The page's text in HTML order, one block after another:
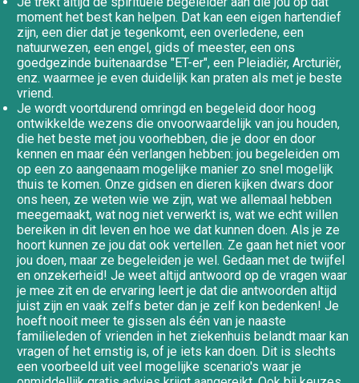
moment het best kan helpen. Dat kan een eigen hartendief
zijn, een dier dat je tegenkomt, een overledene, een
natuurwezen, een engel, gids of meester, een ons
goedgezinde buitenaardse "ET-er", een Pleiadiër, Arcturiër,
enz. waarmee je even duidelijk kan praten als met je beste
vriend.
Je wordt voortdurend omringd en begeleid door hoog
ontwikkelde wezens die onvoorwaardelijk van jou houden,
die het beste met jou voorhebben, die je door en door
kennen en maar één verlangen hebben: jou begeleiden om
op een zo aangenaam mogelijke manier zo snel mogelijk
thuis te komen. Onze gidsen en dieren kijken dwars door
ons heen, ze weten wie we zijn, wat we allemaal hebben
meegemaakt, wat nog niet verwerkt is, wat we echt willen
bereiken in dit leven en hoe we dat kunnen doen. Als je ze
hoort kunnen ze jou dat ook vertellen. Ze gaan het niet voor
jou doen, maar ze begeleiden je wel. Gedaan met de twijfel
en onzekerheid! Je weet altijd antwoord op de vragen waar
je mee zit en de ervaring leert je dat die antwoorden altijd
juist zijn en vaak zelfs beter dan je zelf kon bedenken! Je
hoeft nooit meer te gissen als één van je naaste
familieleden of vrienden in het ziekenhuis belandt maar kan
vragen of het ernstig is, of je iets kan doen. Dit is slechts
een voorbeeld uit veel mogelijke scenario's waar je